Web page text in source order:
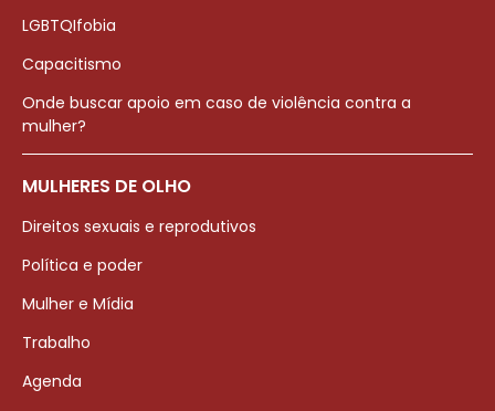
LGBTQIfobia
Capacitismo
Onde buscar apoio em caso de violência contra a
mulher?
MULHERES DE OLHO
Direitos sexuais e reprodutivos
Política e poder
Mulher e Mídia
Trabalho
Agenda